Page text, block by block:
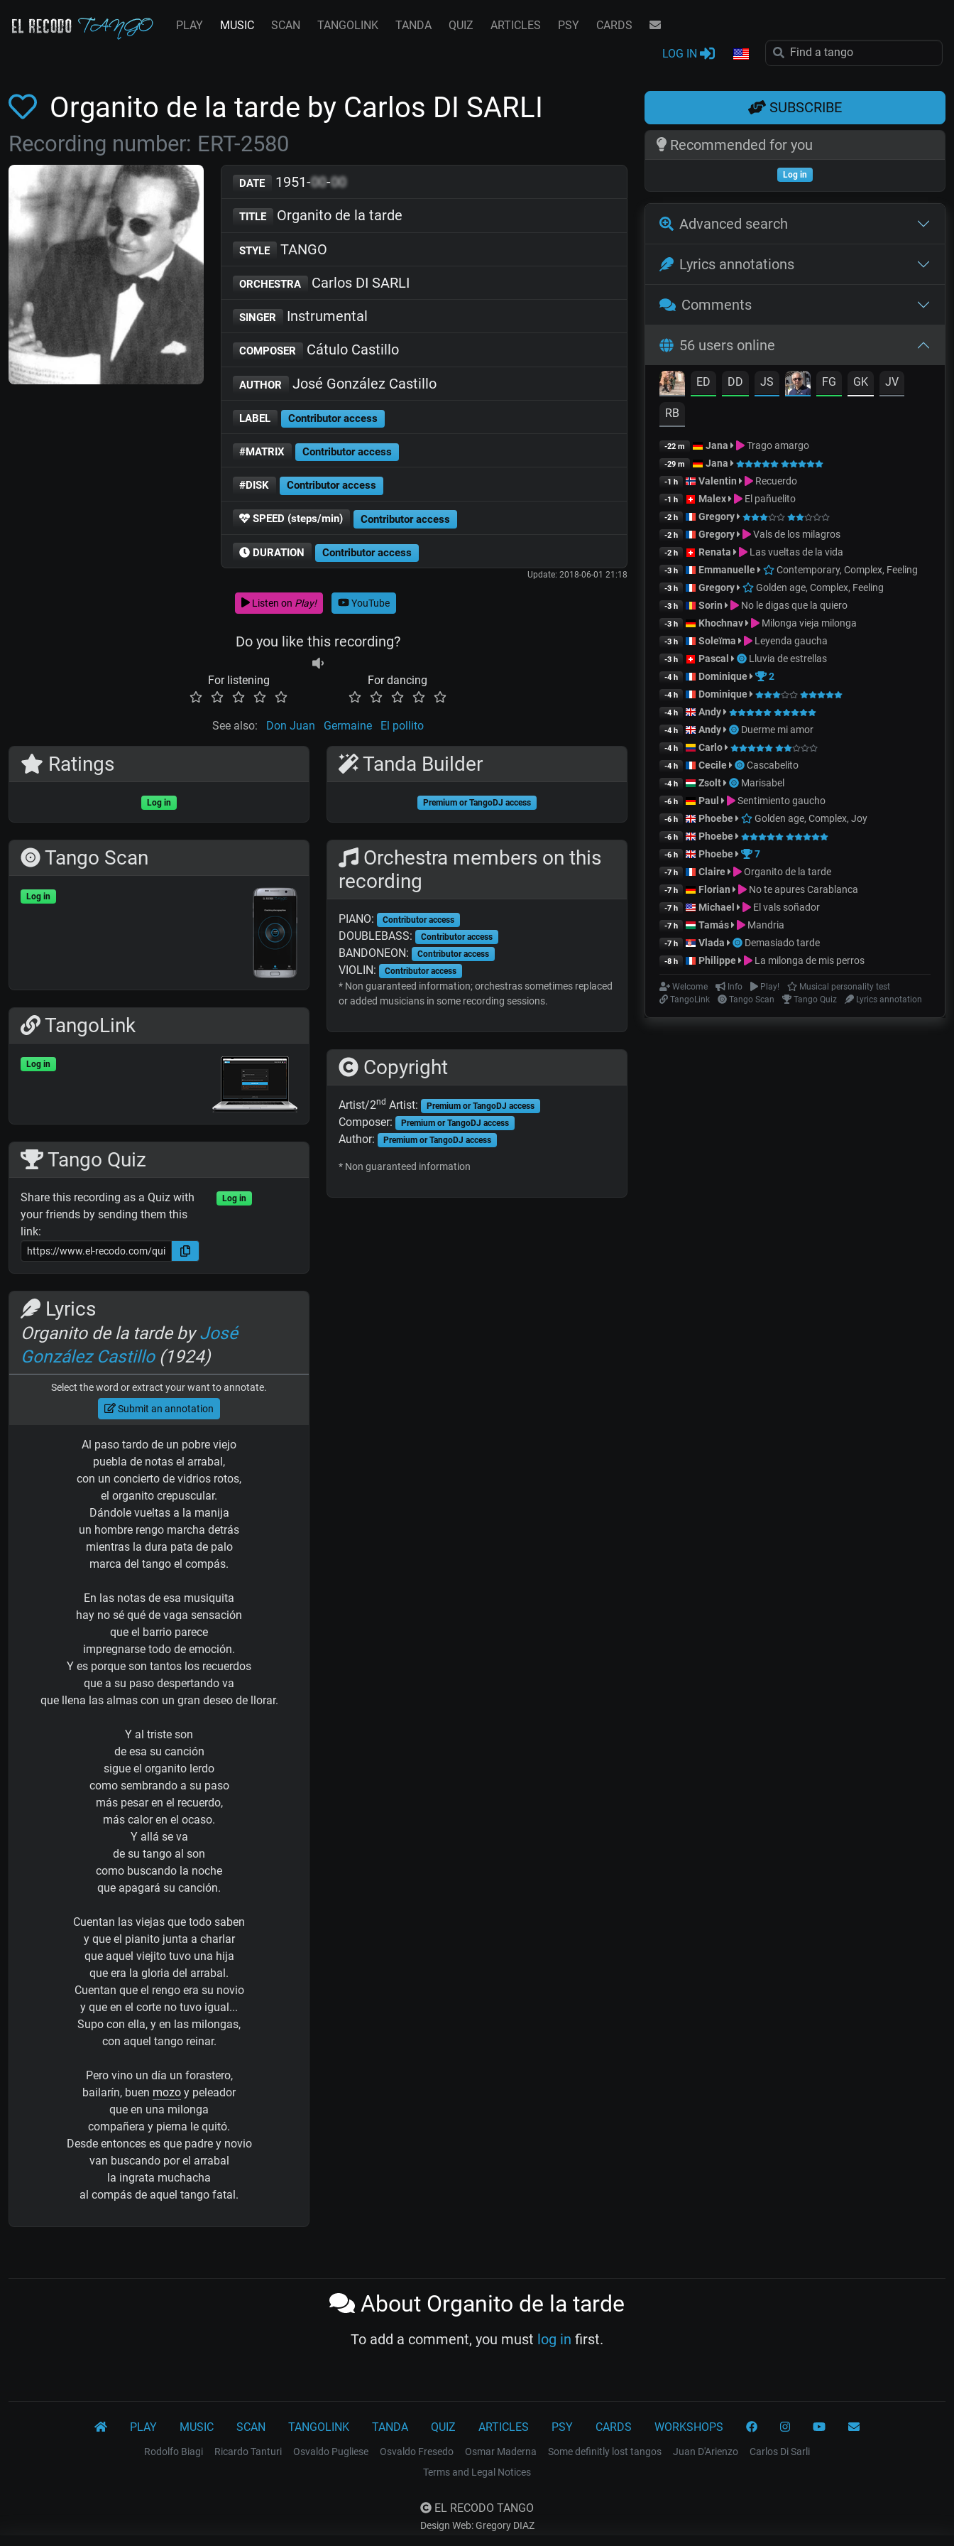
PLAY MUSIC SCAN TANGOLINK TANDA QUIZ ARTICLES PSY CARDS
LOG IN
Organito de la tarde by Carlos DI SARLI
Recording number: ERT-2580
DATE 1951-00-00
TITLE Organito de la tarde
STYLE TANGO
ORCHESTRA Carlos DI SARLI
SINGER Instrumental
COMPOSER Cátulo Castillo
AUTHOR José González Castillo
LABEL Contributor access
#MATRIX Contributor access
#DISK Contributor access
SPEED (steps/min) Contributor access
DURATION Contributor access
Update: 2018-06-01 21:18
Listen on Play! YouTube
Do you like this recording?
For listening For dancing
See also: Don Juan Germaine El pollito
Ratings
Log in
Tango Scan
Log in
TangoLink
Log in
Tango Quiz
Share this recording as a Quiz with
your friends by sending them this
link:
Log in
Lyrics
Organito de la tarde byJosé
González Castillo(1924)
Select the word or extract your want to annotate.
Submit an annotation
Al paso tardo de un pobre viejo
puebla de notas el arrabal,
con un concierto de vidrios rotos,
el organito crepuscular.
Dándole vueltas a la manija
un hombre rengo marcha detrás
mientras la dura pata de palo
marca del tango el compás.
En las notas de esa musiquita
hay no sé qué de vaga sensación
que el barrio parece
impregnarse todo de emoción.
Y es porque son tantos los recuerdos
que a su paso despertando va
que llena las almas con un gran deseo de llorar.
Y al triste son
de esa su canción
sigue el organito lerdo
como sembrando a su paso
más pesar en el recuerdo,
más calor en el ocaso.
Y allá se va
de su tango al son
como buscando la noche
que apagará su canción.
Cuentan las viejas que todo saben
y que el pianito junta a charlar
que aquel viejito tuvo una hija
que era la gloria del arrabal.
Cuentan que el rengo era su novio
y que en el corte no tuvo igual...
Supo con ella, y en las milongas,
con aquel tango reinar.
Pero vino un día un forastero,
bailarín, buen mozo y peleador
que en una milonga
compañera y pierna le quitó.
Desde entonces es que padre y novio
van buscando por el arrabal
la ingrata muchacha
al compás de aquel tango fatal.
Tanda Builder
Premium or TangoDJ access
Orchestra members on this
recording
PIANO: Contributor access
DOUBLEBASS: Contributor access
BANDONEON: Contributor access
VIOLIN: Contributor access
* Non guaranteed information; orchestras sometimes replaced
or added musicians in some recording sessions.
Copyright
Artist/2nd Artist: Premium or TangoDJ access
Composer: Premium or TangoDJ access
Author: Premium or TangoDJ access
* Non guaranteed information
SUBSCRIBE
Recommended for you
Log in
Advanced search
Lyrics annotations
Comments
56 users online
ED DD JS FG GK JV
RB
-22 m Jana Trago amargo
-29 m Jana
-1 h Valentin Recuerdo
-1 h Malex El pañuelito
-2 h Gregory
-2 h Gregory Vals de los milagros
-2 h Renata Las vueltas de la vida
-3 h Emmanuelle Contemporary, Complex, Feeling
-3 h Gregory Golden age, Complex, Feeling
-3 h Sorin No le digas que la quiero
-3 h Khochnav Milonga vieja milonga
-3 h Soleïma Leyenda gaucha
-3 h Pascal Lluvia de estrellas
-4 h Dominique 2
-4 h Dominique
-4 h Andy
-4 h Andy Duerme mi amor
-4 h Carlo
-4 h Cecile Cascabelito
-4 h Zsolt Marisabel
-6 h Paul Sentimiento gaucho
-6 h Phoebe Golden age, Complex, Joy
-6 h Phoebe
-6 h Phoebe 7
-7 h Claire Organito de la tarde
-7 h Florian No te apures Carablanca
-7 h Michael El vals soñador
-7 h Tamás Mandria
-7 h Vlada Demasiado tarde
-8 h Philippe La milonga de mis perros
Welcome Info Play!
Musical personality test
TangoLink
Tango Scan Tango Quiz Lyrics annotation
About Organito de la tarde
To add a comment, you must log in first.
PLAY MUSIC SCAN TANGOLINK TANDA QUIZ ARTICLES PSY CARDS WORKSHOPS
Rodolfo Biagi Ricardo Tanturi Osvaldo Pugliese Osvaldo Fresedo Osmar Maderna Some definitly lost tangos Juan D'Arienzo
Carlos Di Sarli
Terms and Legal Notices
EL RECODO TANGO
Design Web: Gregory DIAZ